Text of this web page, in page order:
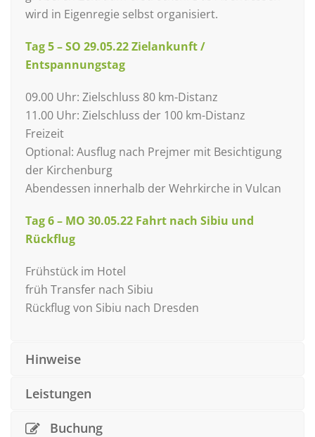
wird in Eigenregie selbst organisiert.
Tag 5 – SO 29.05.22 Zielankunft /
Entspannungstag
09.00 Uhr: Zielschluss 80 km-Distanz
11.00 Uhr: Zielschluss der 100 km-Distanz
Freizeit
Optional: Ausflug nach Prejmer mit Besichtigung
der Kirchenburg
Abendessen innerhalb der Wehrkirche in Vulcan
Tag 6 – MO 30.05.22 Fahrt nach Sibiu und
Rückflug
Frühstück im Hotel
früh Transfer nach Sibiu
Rückflug von Sibiu nach Dresden
Hinweise
Leistungen
Buchung